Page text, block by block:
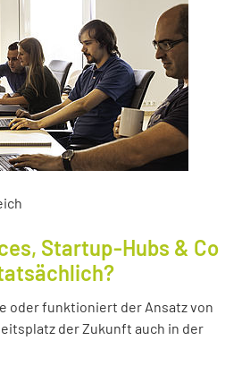
Startup-Hubs & Co
oder funktioniert der Ansatz von
der Zukunft auch in der